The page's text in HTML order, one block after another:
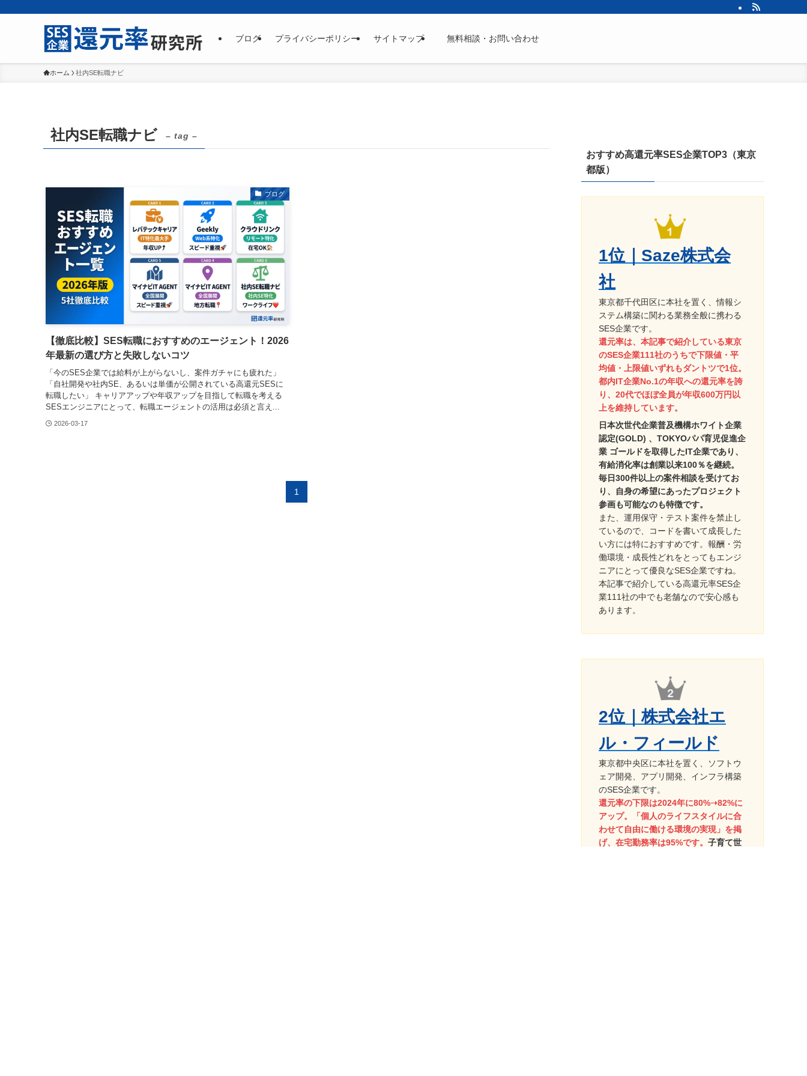
ブログ プライバシーポリシー サイトマップ 無料相談・お問い合わせ
ホーム 社内SE転職ナビ
社内SE転職ナビ – tag –
ブログ
【徹底比較】SES転職におすすめのエージェント！2026
年最新の選び方と失敗しないコツ
「今のSES企業では給料が上がらないし、案件ガチャにも疲れた」
「自社開発や社内SE、あるいは単価が公開されている高還元SESに
転職したい」 キャリアアップや年収アップを目指して転職を考える
SESエンジニアにとって、転職エージェントの活用は必須と言え...
2026-03-17
1
おすすめ高還元率SES企業TOP3（東京
都版）
1位｜Saze株式会
社
東京都千代田区に本社を置く、情報シ
ステム構築に関わる業務全般に携わる
SES企業です。
還元率は、本記事で紹介している東京
のSES企業111社のうちで下限値・平
均値・上限値いずれもダントツで1位。
都内IT企業No.1の年収への還元率を誇
り、20代でほぼ全員が年収600万円以
上を維持しています。
日本次世代企業普及機構ホワイト企業
認定(GOLD) 、TOKYOパパ育児促進企
業 ゴールドを取得したIT企業であり、
有給消化率は創業以来100％を継続。
毎日300件以上の案件相談を受けてお
り、自身の希望にあったプロジェクト
参画も可能なのも特徴です。
また、運用保守・テスト案件を禁止し
ているので、コードを書いて成長した
い方には特におすすめです。報酬・労
働環境・成長性どれをとってもエンジ
ニアにとって優良なSES企業ですね。
本記事で紹介している高還元率SES企
業111社の中でも老舗なので安心感も
あります。
2位｜株式会社エ
ル・フィールド
東京都中央区に本社を置く、ソフトウ
ェア開発、アプリ開発、インフラ構築
のSES企業です。
還元率の下限は2024年に80%➝82%に
アップ。「個人のライフスタイルに合
わせて自由に働ける環境の実現」を掲
げ、在宅勤務率は95%です。 子育て世